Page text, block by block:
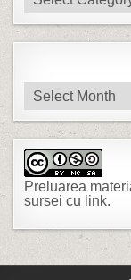
Arhive
Preluarea
sursei cu link.